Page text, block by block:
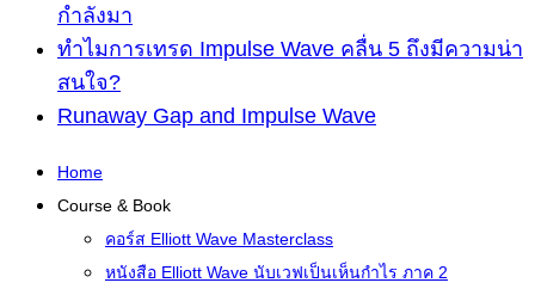
กำลังมา
ทำไมการเทรด Impulse Wave คลื่น 5 ถึงมีความน่า
สนใจ?
Runaway Gap and Impulse Wave
Home
Course & Book
คอร์ส Elliott Wave Masterclass
หนังสือ Elliott Wave นับเวฟเป็นเห็นกำไร ภาค 2